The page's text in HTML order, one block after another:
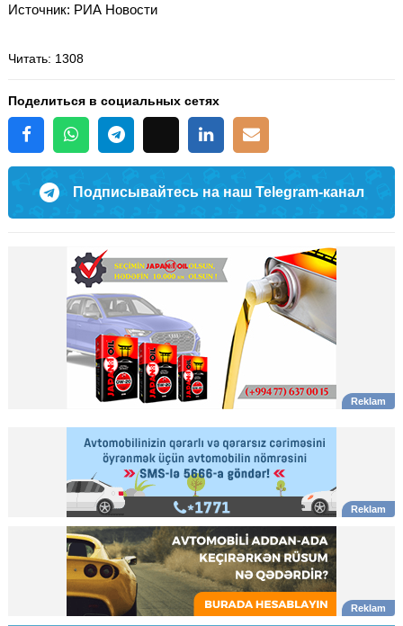
Источник: РИА Новости
Читать: 1308
Поделиться в социальных сетях
Подписывайтесь на наш Telegram-канал